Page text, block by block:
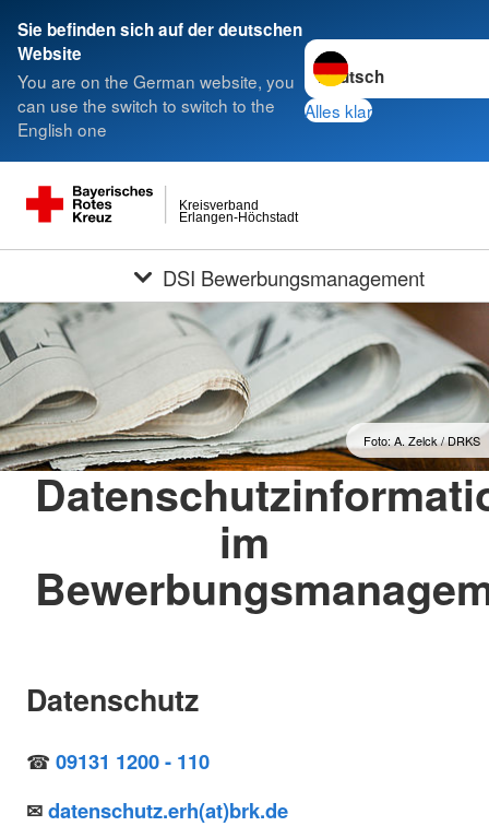
Sie befinden sich auf der deutschen
Website
You are on the German website, you
can use the switch to switch to the
English one
Sprache wechseln zu
Alles klar
Erlangen-Höchstadt
Kreisverband
DSI Bewerbungsmanagement
Foto: A. Zelck / DRKS
im
Datenschutz
☎ 09131 1200 - 110
✉datenschutz.erh(at)brk.de